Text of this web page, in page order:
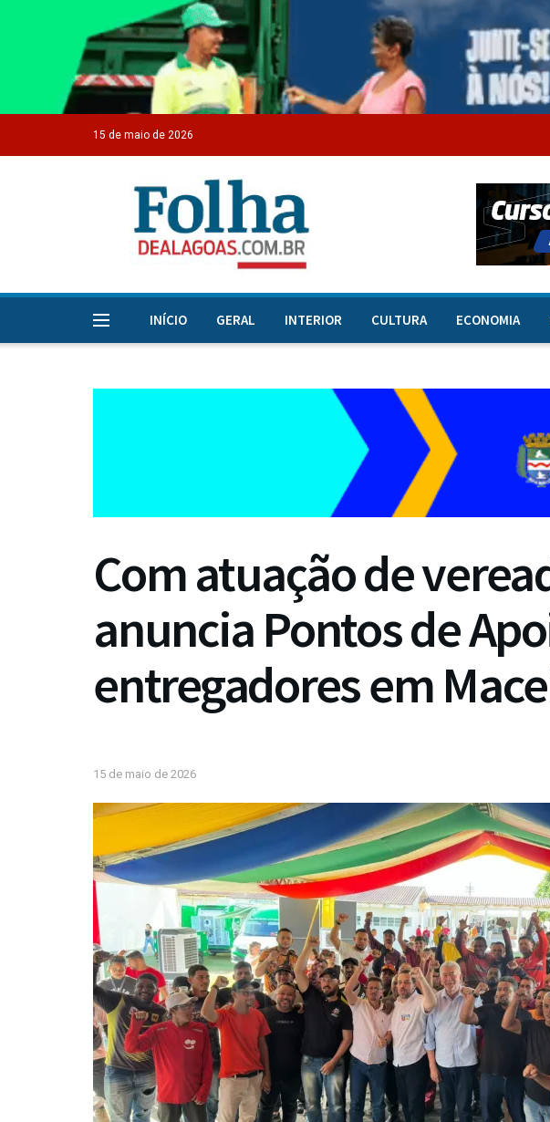
15 de maio de 2026
INÍCIO GERAL INTERIOR CULTURA ECONOMIA
Com atuação de
anuncia Pontos de
entregadores em
15 de maio de 2026